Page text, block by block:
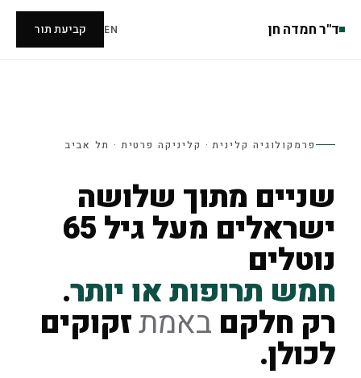
ד"ר חמדה חן EN קביעת תור
פרמקולוגיה קלינית · קליניקה פרטית · תל אביב
שניים מתוך שלושה
ישראלים מעל גיל 65
נוטלים
חמש תרופות או יותר.
רק חלקםבאמתזקוקים
לכולן.